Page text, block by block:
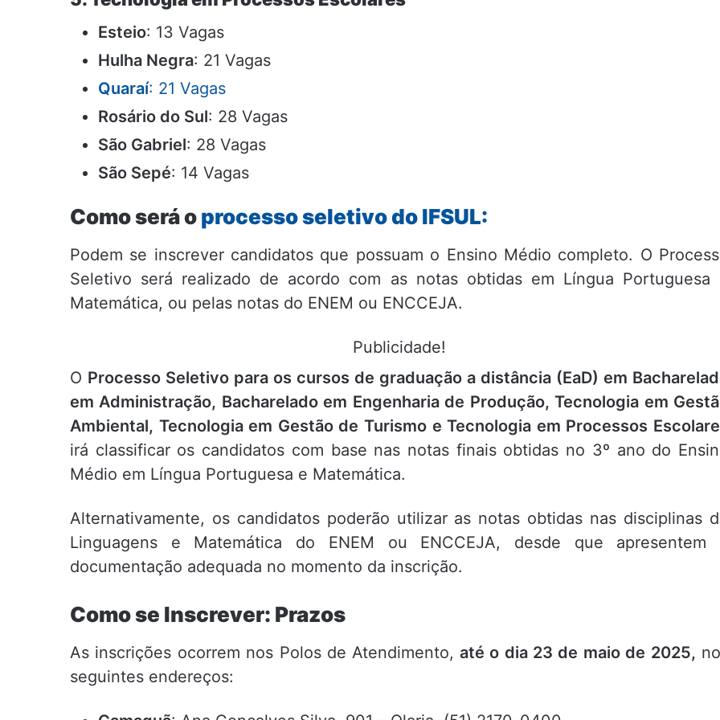
Esteio: 13 Vagas
Hulha Negra: 21 Vagas
Quaraí: 21 Vagas
Rosário do Sul: 28 Vagas
São Gabriel: 28 Vagas
São Sepé: 14 Vagas
Como será oprocesso seletivo do IFSUL:
Podem se inscrever candidatos que possuam o Ensino Médio completo. O
Seletivo será realizado de acordo com as notas obtidas em Língua Portuguesa
Matemática, ou pelas notas do ENEM ou ENCCEJA.
Publicidade!
O Processo Seletivo para os cursos de graduação a distância (EaD) em
em Administração, Bacharelado em Engenharia de Produção, Tecnologia em
Ambiental, Tecnologia em Gestão de Turismo e Tecnologia em Processos
irá classificar os candidatos com base nas notas finais obtidas no 3º ano do
Médio em Língua Portuguesa e Matemática.
Alternativamente, os candidatos poderão utilizar as notas obtidas nas disciplinas
Linguagens e Matemática do ENEM ou ENCCEJA, desde que apresentem
documentação adequada no momento da inscrição.
Como se Inscrever: Prazos
As inscrições ocorrem nos Polos de Atendimento, até o dia 23 de maio de 2025,
seguintes endereços: